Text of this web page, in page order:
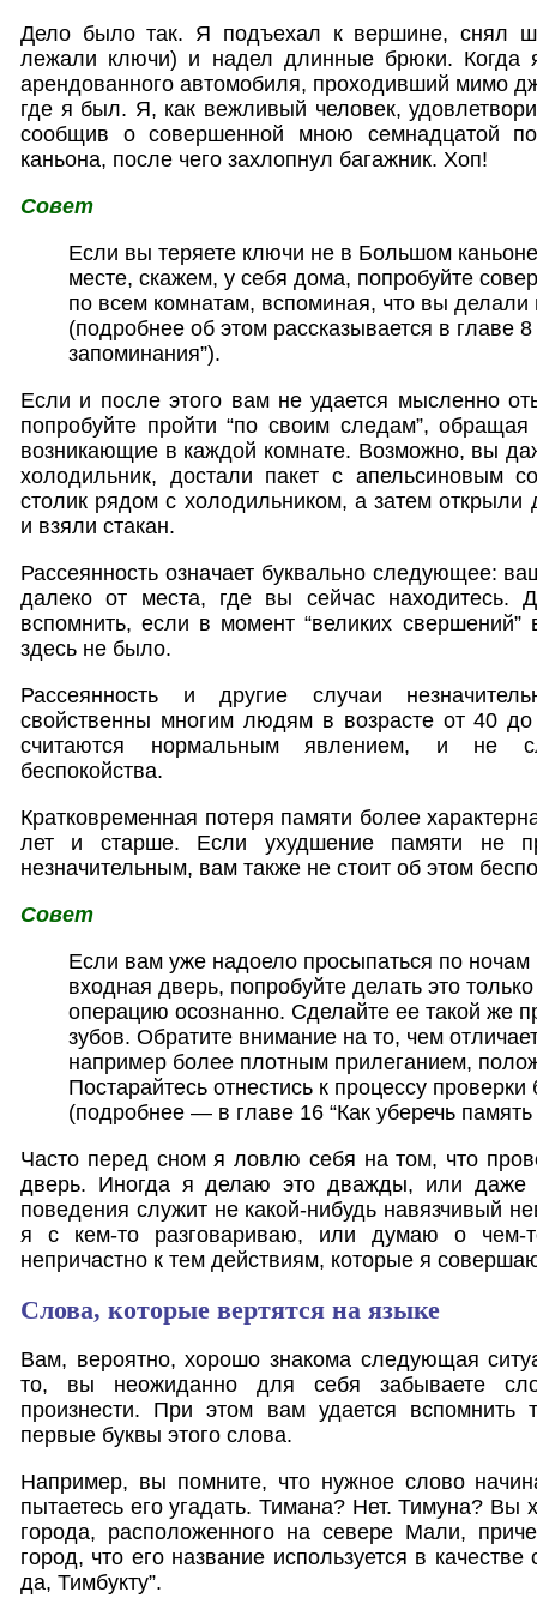
Дело было так. Я подъехал к вершине, снял
лежали ключи) и надел длинные брюки. Когда
арендованного автомобиля, проходивший мимо
где я был. Я, как вежливый человек,
сообщив о совершенной мною семнадцатой
каньона, после чего захлопнул багажник. Хоп!
Совет
Если вы теряете ключи не в Большом
месте, скажем, у себя дома, попробуйте
по всем комнатам, вспоминая, что вы
(подробнее об этом рассказывается в главе
запоминания”).
Если и после этого вам не удается мысленно
попробуйте пройти “по своим следам”,
возникающие в каждой комнате. Возможно, вы
холодильник, достали пакет с апельсиновым
столик рядом с холодильником, а затем открыли
и взяли стакан.
Рассеянность означает буквально следующее:
далеко от места, где вы сейчас находитесь.
вспомнить, если в момент “великих свершений”
здесь не было.
Рассеянность и другие случаи
свойственны многим людям в возрасте от 40
считаются нормальным явлением, и не
беспокойства.
Кратковременная потеря памяти более
лет и старше. Если ухудшение памяти не
незначительным, вам также не стоит об этом
Совет
Если вам уже надоело просыпаться по ночам
входная дверь, попробуйте делать это
операцию осознанно. Сделайте ее такой же
зубов. Обратите внимание на то, чем
например более плотным прилеганием,
Постарайтесь отнестись к процессу
(подробнее — в главе 16 “Как уберечь память
Часто перед сном я ловлю себя на том, что
дверь. Иногда я делаю это дважды, или даже
поведения служит не какой-нибудь навязчивый
я с кем-то разговариваю, или думаю о чем-
непричастно к тем действиям, которые я
Слова, которые вертятся на языке
Вам, вероятно, хорошо знакома следующая
то, вы неожиданно для себя забываете
произнести. При этом вам удается вспомнить
первые буквы этого слова.
Например, вы помните, что нужное слово
пытаетесь его угадать. Тимана? Нет. Тимуна? Вы
города, расположенного на севере Мали,
город, что его название используется в
да, Тимбукту”.